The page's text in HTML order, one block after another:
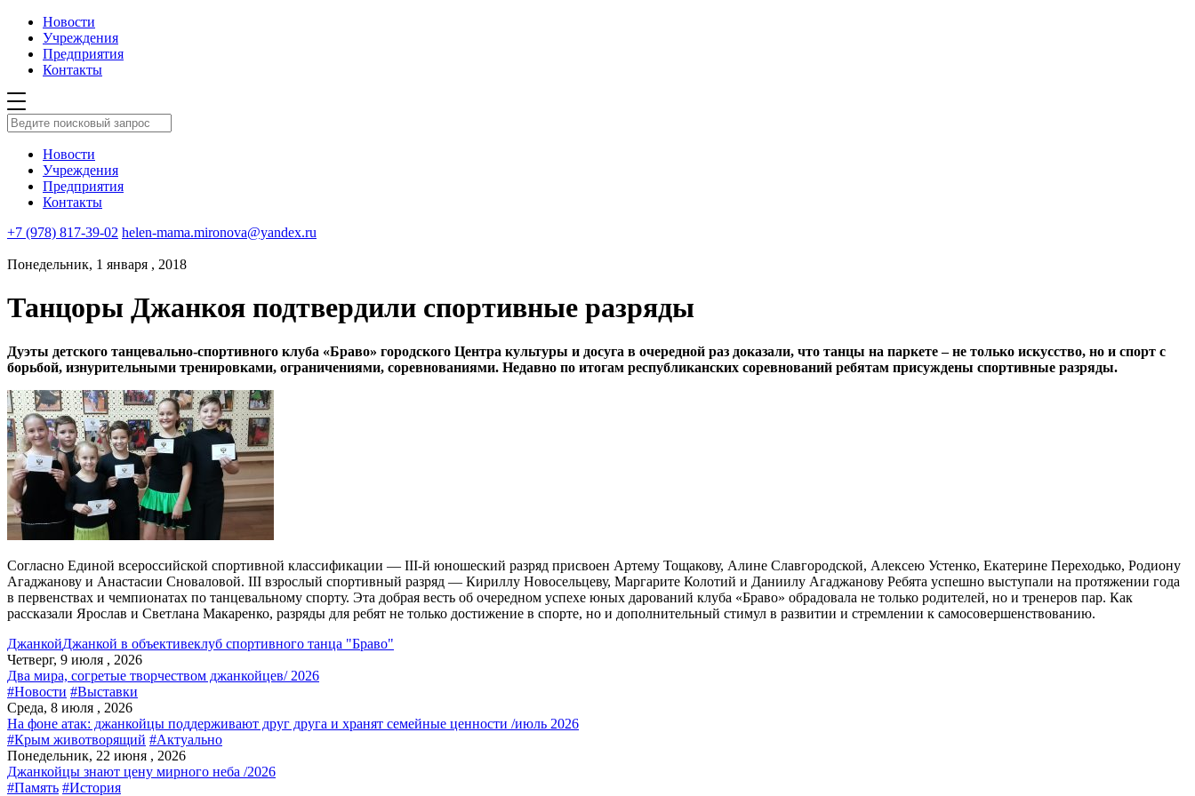
Новости
Учреждения
Предприятия
Контакты
Новости
Учреждения
Предприятия
Контакты
+7 (978) 817-39-02 helen-mama.mironova@yandex.ru
Понедельник, 1 января , 2018
Танцоры Джанкоя подтвердили спортивные разряды
Дуэты детского танцевально-спортивного клуба «Браво» городского Центра культуры и досуга в очередной раз доказали, что танцы на паркете – не только искусство, но и спорт с
борьбой, изнурительными тренировками, ограничениями, соревнованиями. Недавно по итогам республиканских соревнований ребятам присуждены спортивные разряды.
Согласно Единой всероссийской спортивной классификации — III-й юношеский разряд присвоен Артему Тощакову, Алине Славгородской, Алексею Устенко, Екатерине Переходько, Родиону
Агаджанову и Анастасии Сноваловой. III взрослый спортивный разряд — Кириллу Новосельцеву, Маргарите Колотий и Даниилу Агаджанову Ребята успешно выступали на протяжении года
в первенствах и чемпионатах по танцевальному спорту. Эта добрая весть об очередном успехе юных дарований клуба «Браво» обрадовала не только родителей, но и тренеров пар. Как
рассказали Ярослав и Светлана Макаренко, разряды для ребят не только достижение в спорте, но и дополнительный стимул в развитии и стремлении к самосовершенствованию.
ДжанкойДжанкой в объективеклуб спортивного танца "Браво"
Четверг, 9 июля , 2026
Два мира, согретые творчеством джанкойцев/ 2026
#Новости #Выставки
Среда, 8 июля , 2026
На фоне атак: джанкойцы поддерживают друг друга и хранят семейные ценности /июль 2026
#Крым животворящий #Актуально
Понедельник, 22 июня , 2026
Джанкойцы знают цену мирного неба /2026
#Память #История